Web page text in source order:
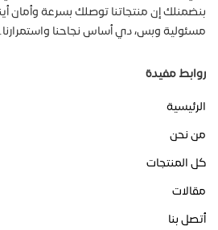
بنضمنلك إن منتجاتنا توصلك بسرعة وأمان
مسئولية وبس، دي أساس نجاحنا واستمرارنا.
روابط مفيدة
الرئيسية
من نحن
كل المنتجات
مقالات
أتصل بنا